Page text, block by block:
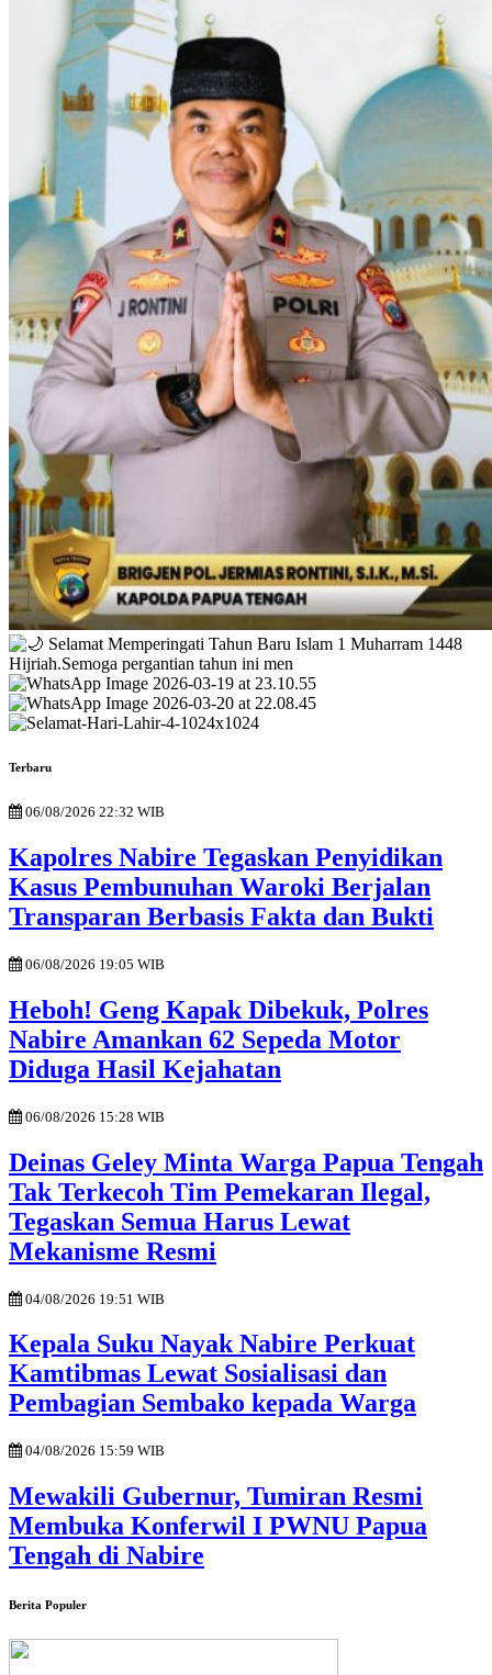
Terbaru
06/08/2026 22:32 WIB
Kapolres Nabire Tegaskan Penyidikan
Kasus Pembunuhan Waroki Berjalan
Transparan Berbasis Fakta dan Bukti
06/08/2026 19:05 WIB
Heboh! Geng Kapak Dibekuk, Polres
Nabire Amankan 62 Sepeda Motor
Diduga Hasil Kejahatan
06/08/2026 15:28 WIB
Deinas Geley Minta Warga Papua Tengah
Tak Terkecoh Tim Pemekaran Ilegal,
Tegaskan Semua Harus Lewat
Mekanisme Resmi
04/08/2026 19:51 WIB
Kepala Suku Nayak Nabire Perkuat
Kamtibmas Lewat Sosialisasi dan
Pembagian Sembako kepada Warga
04/08/2026 15:59 WIB
Mewakili Gubernur, Tumiran Resmi
Membuka Konferwil I PWNU Papua
Tengah di Nabire
Berita Populer